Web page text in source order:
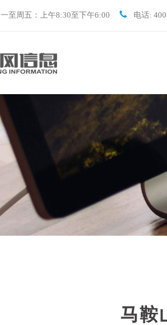
至周五：上午8:30至下午6:00 电话:
马鞍